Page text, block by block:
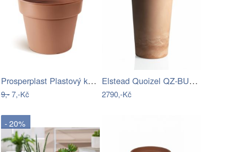
Prosperplast Plastový květináč PLANTIS…
9,-7,-Kč
Elstead Quoizel QZ-BUCKLEY-M-MBK - Venk…
2790,-Kč
- 20%